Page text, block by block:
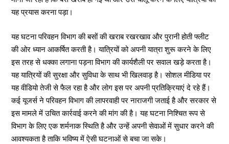
यह प्रयास करना पड़ा।
यह घटना परिवहन विभाग की बसों की खराब रखरखाव और पुरानी होती फ्लीट
की ओर ध्यान आकर्षित करती है। यात्रियों को अपनी यात्रा शुरू करने के लिए
इस तरह से धक्का लगाना पड़ना विभाग की कार्यशैली पर सवाल खड़े करता है।
यह यात्रियों की सुरक्षा और सुविधा के साथ भी खिलवाड़ है। सोशल मीडिया पर
यह वीडियो तेजी से फैल रहा है और लोग इस पर अपनी प्रतिक्रियाएं दे रहे हैं।
कई यूजर्स ने परिवहन विभाग की लापरवाही पर नाराजगी जताई है और सरकार से
इस मामले में उचित कार्रवाई करने की मांग की है। यह घटना निश्चित रूप से
विभाग के लिए एक शर्मनाक स्थिति है और उन्हें अपनी सेवाओं में सुधार करने की
आवश्यकता है ताकि भविष्य में ऐसी घटनाओं से बचा जा सके।